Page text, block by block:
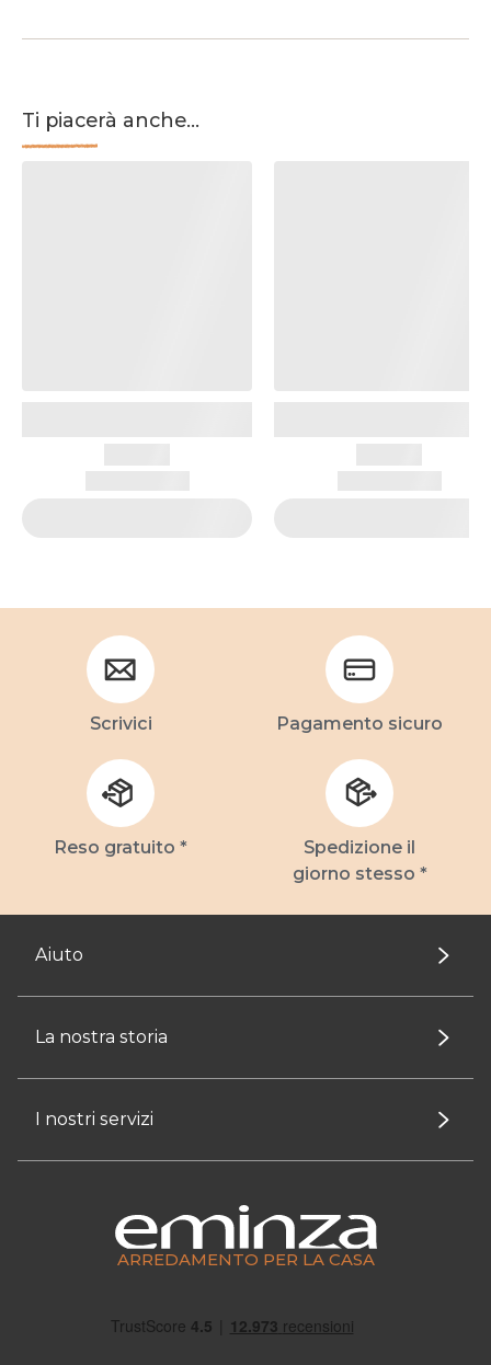
Ti piacerà anche...
Scrivici Pagamento sicuro
Reso gratuito *
Spedizione il
giorno stesso *
Aiuto
La nostra storia
I nostri servizi
ARREDAMENTO PER LA CASA